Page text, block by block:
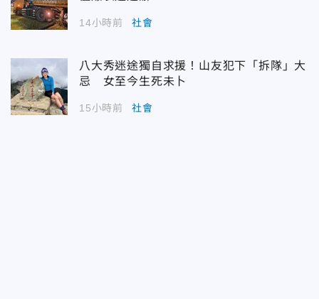
14小時前 社會
八大秀迷途獨自求援！山友犯下「拆隊」大
忌 女至今生死未卜
15小時前 社會